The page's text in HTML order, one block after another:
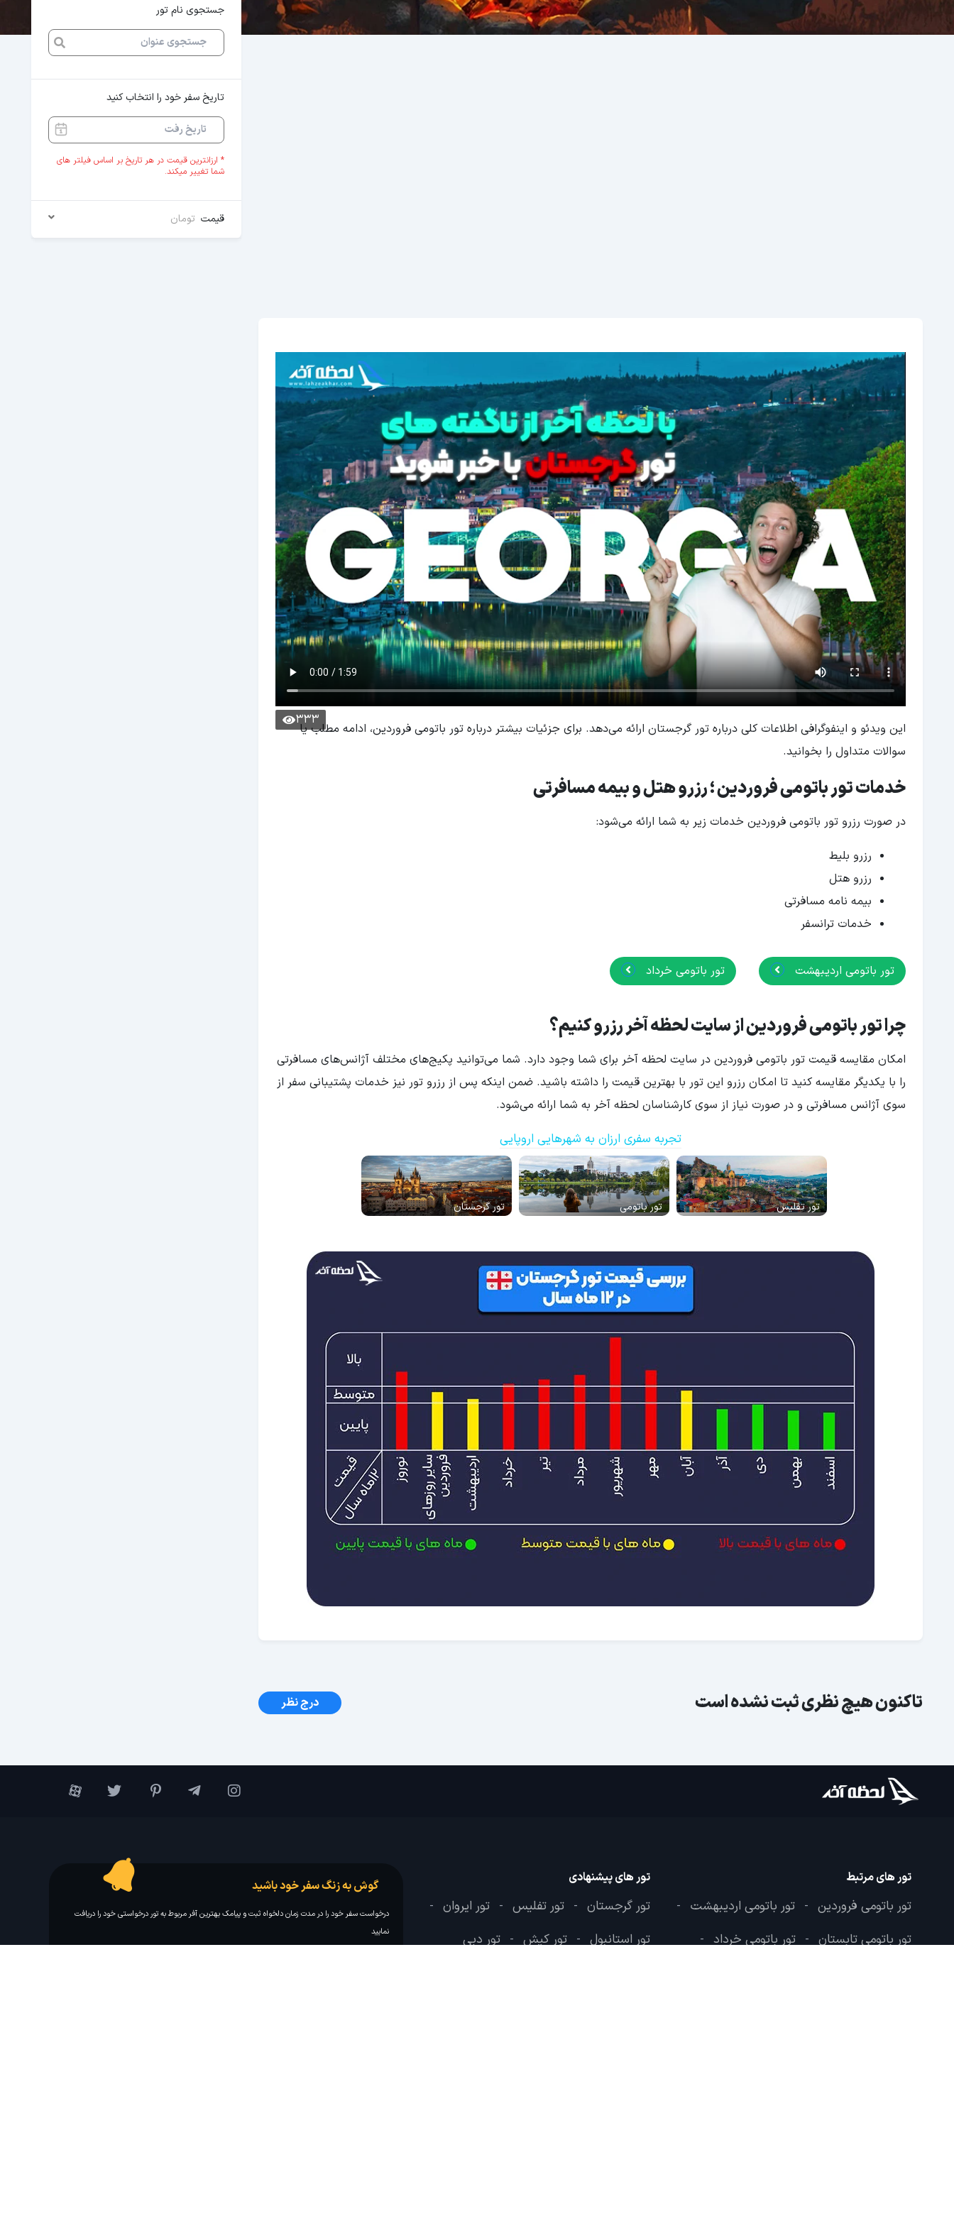
جستجوی نام تور
تاریخ سفر خود را انتخاب کنید
* ارزانترین قیمت در هر تاریخ بر اساس فیلتر های
شما تغییر میکند.
قیمت تومان
333
این ویدئو و اینفوگرافی اطلاعات کلی درباره تور گرجستان ارائه می‌دهد. برای جزئیات بیشتر درباره تور باتومی فروردین، ادامه مطلب یا
سوالات متداول را بخوانید.
خدمات تور باتومی فروردین ؛ رزرو هتل و بیمه مسافرتی
در صورت رزرو تور باتومی فروردین خدمات زیر به شما ارائه می‌شود:
رزرو بلیط
رزرو هتل
بیمه نامه مسافرتی
خدمات ترانسفر
تور باتومی اردیبهشت تور باتومی خرداد
چرا تور باتومی فروردین از سایت لحظه آخر رزرو کنیم؟
امکان مقایسه قیمت تور باتومی فروردین در سایت لحظه آخر برای شما وجود دارد. شما می‌توانید پکیج‌های مختلف آژانس‌های مسافرتی
را با یکدیگر مقایسه کنید تا امکان رزرو این تور با بهترین قیمت را داشته باشید. ضمن اینکه پس از رزرو تور نیز خدمات پشتیبانی سفر از
سوی آژانس مسافرتی و در صورت نیاز از سوی کارشناسان لحظه آخر به شما ارائه می‌شود.
تجربه سفری ارزان به شهرهایی اروپایی
تور تفلیس تور باتومی تور گرجستان
تاکنون هیچ نظری ثبت نشده است درج نظر
تور های مرتبط
تور باتومی فروردین - تور باتومی اردیبهشت -
تور باتومی تابستان - تور باتومی خرداد -
تور های پیشنهادی
تور گرجستان - تور تفلیس - تور ایروان -
تور استانبول - تور کیش - تور دبی
گوش به زنگ سفر خود باشید
درخواست سفر خود را در مدت زمان دلخواه ثبت و پیامک بهترین آفر مربوط به تور درخواستی خود را دریافت
نمایید